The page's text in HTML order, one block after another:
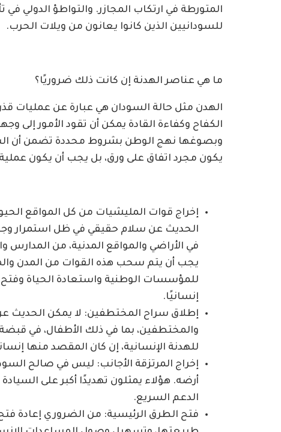
المتورطة في ارتكاب المجازر. والتواطؤ الدولي في
للسودانيين الذين كانوا يعانون من ويلات الحرب.
ما هي عناصر الهدنة إن كانت ذلك ضروريًا؟
الهدن مثل حالة السودان هي عبارة عن عمليات
الكفاح وكفاءة القادة يمكن أن تقود الأمور
وبصوغها نهج الوطن بشروط محددة تضمن أن
يكون مجرد اتفاق على ورق، بل يجب أن يكون
إخراج قوات المليشيات من كل المواقع
الحديث عن سلام حقيقي في ظل استمرار
في الأراضي والمواقع المدنية، من
يجب أن يتم سحب هذه القوات من المدن
للمؤسسات الوطنية واستعادة الحياة
إنسانيًا.
إطلاق سراح المختطفين: لا يمكن الحديث
والمختطفين، بما في ذلك الأطفال، في
للهدنة الإنسانية، إن كان المقصد منها
إخراج المرتزقة الأجانب: ليس في صالح
الدعم السريع.
فتح الطرق الرئيسية: من الضروري إعادة فتح